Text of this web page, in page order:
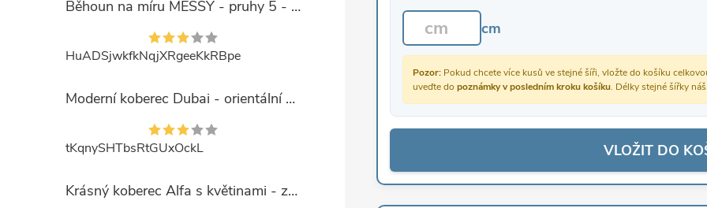
Běhoun na míru MESSY - pruhy 5 - béžový
HuADSjwkfkNqjXRgeeKkRBpe
Moderní koberec Dubai - orientální 6 - červený
tKqnySHTbsRtGUxOckL
Krásný koberec Alfa s květinami - zelený
cm
Pozor: Pokud chcete více kusů ve stejné šíři, vložte do košíku
uveďte do poznámky v posledním kroku košíku. Délky stejné šířky
VLOŽIT DO